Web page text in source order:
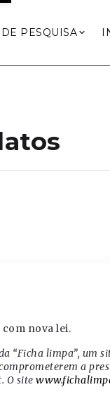
PESQUISA
nova lei.
“Ficha limpa”, um
a
O site